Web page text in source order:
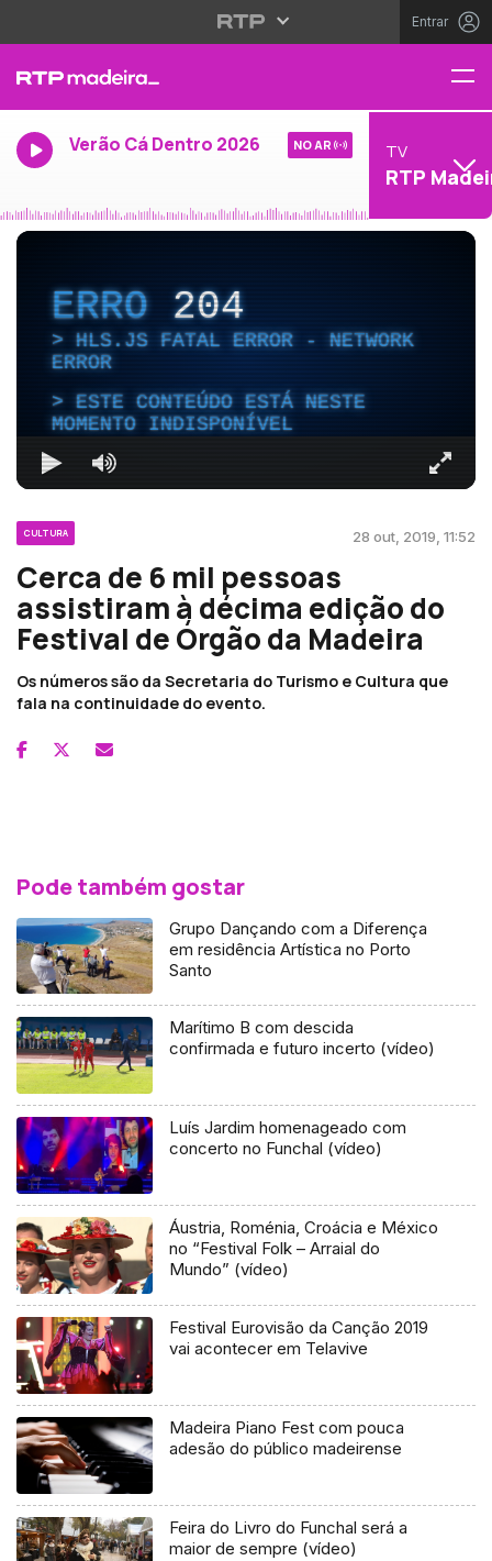
Entrar
Verão Cá Dentro 2026 NO AR TV
RTP
ERRO204
HLS.JS FATAL ERROR - NETWORK
ERROR
ESTE CONTEÚDO ESTÁ NESTE
MOMENTO INDISPONÍVEL
CULTURA 28 out, 2019, 11:52
Cerca de 6 mil pessoas
assistiram à décima edição do
Festival de Órgão da Madeira
Os números são da Secretaria do Turismo e Cultura que
fala na continuidade do evento.
Pode também gostar
Grupo Dançando com a Diferença
em residência Artística no Porto
Santo
Marítimo B com descida
confirmada e futuro incerto (vídeo)
Luís Jardim homenageado com
concerto no Funchal (vídeo)
Áustria, Roménia, Croácia e México
no “Festival Folk – Arraial do
Mundo” (vídeo)
Festival Eurovisão da Canção 2019
vai acontecer em Telavive
Madeira Piano Fest com pouca
adesão do público madeirense
Feira do Livro do Funchal será a
maior de sempre (vídeo)